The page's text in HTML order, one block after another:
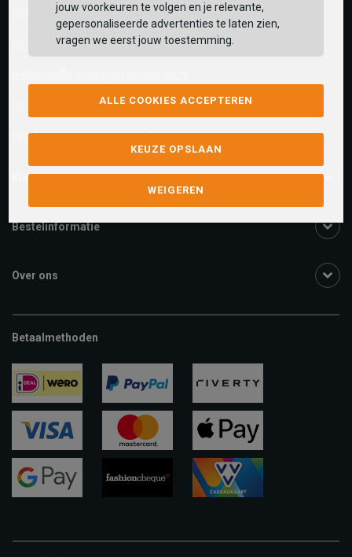
0545-280081
E-mail Antwoord binnen 24 uur
Facebook chat
facebook.com/SchuurmanSchoenen
Klantenservice
Bestelinformatie
Over ons
Betaalmethoden
ideal paypal riverty
visa
apple-
pay
jouw voorkeuren te volgen en je relevante,
gepersonaliseerde advertenties te laten zien,
vragen we eerst jouw toestemming.
ALLE COOKIES ACCEPTEREN
KEUZE OPSLAAN
WEIGEREN